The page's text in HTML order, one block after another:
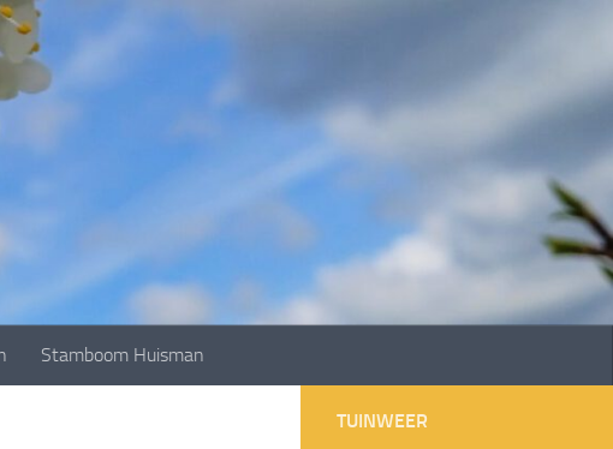
Stamboom Huisman
TUINWEER